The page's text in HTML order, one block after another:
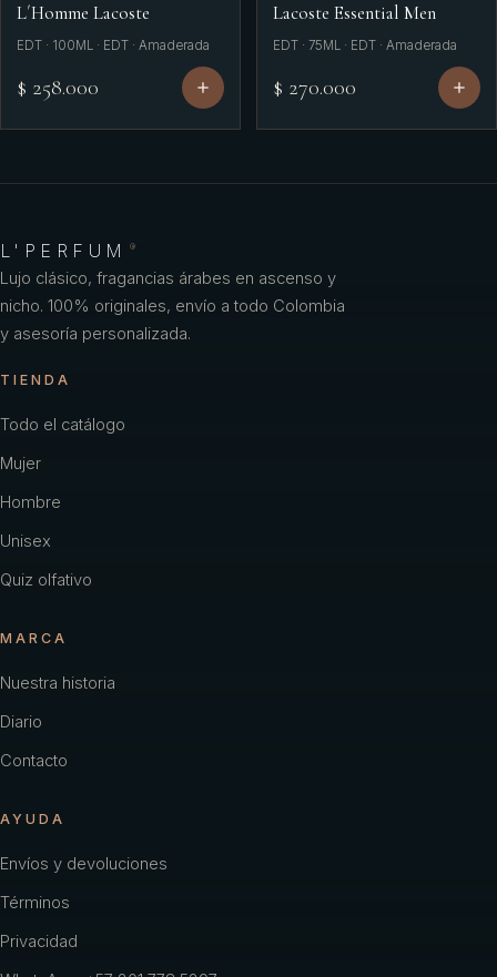
L´Homme Lacoste
EDT · 100ML · EDT · Amaderada
$ 258.000
Lacoste Essential Men
EDT · 75ML · EDT · Amaderada
$ 270.000
L'PERFUM ®
Lujo clásico, fragancias árabes en ascenso y
nicho. 100% originales, envío a todo Colombia
y asesoría personalizada.
TIENDA
Todo el catálogo
Mujer
Hombre
Unisex
Quiz olfativo
MARCA
Nuestra historia
Diario
Contacto
AYUDA
Envíos y devoluciones
Términos
Privacidad